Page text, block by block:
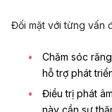
Đối mặt với từng vấn
Chăm sóc
hỗ trợ phát
Điều trị phát
này cần sự